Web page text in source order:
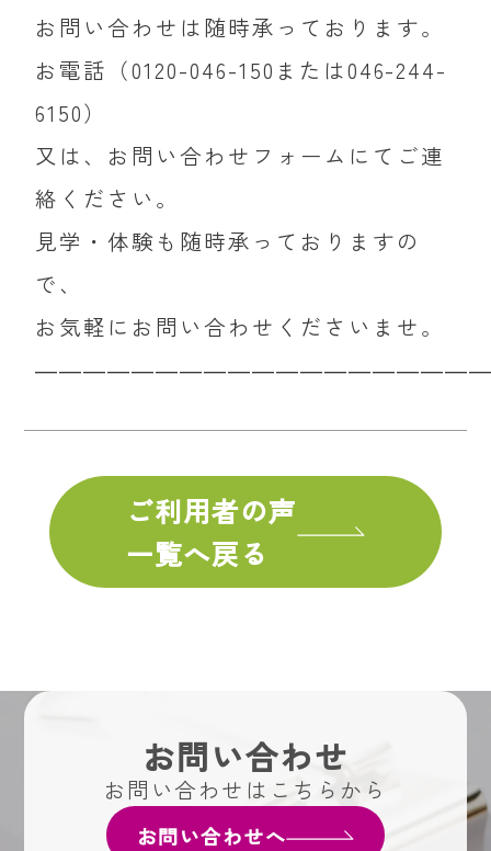
お問い合わせは随時承っております。
お電話（0120-046-150または046-244-
6150）
又は、お問い合わせフォームにてご連
絡ください。
見学・体験も随時承っておりますの
で、
お気軽にお問い合わせくださいませ。
ご利用者の声
一覧へ戻る
お問い合わせ
お問い合わせはこちらから
お問い合わせへ